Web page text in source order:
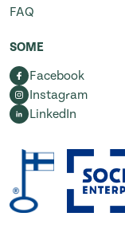
FAQ
SOME
Facebook
Instagram
LinkedIn